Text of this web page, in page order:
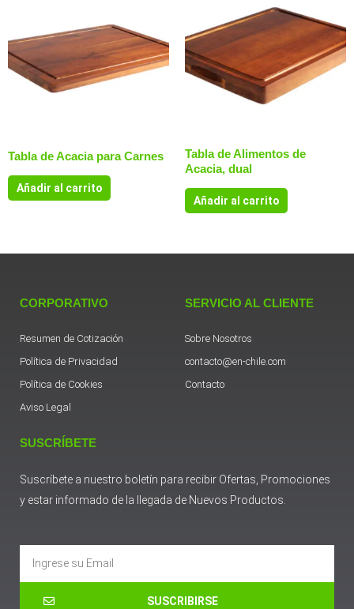
Tabla de Acacia para Carnes
Añadir al carrito
Tabla de Alimentos de
Acacia, dual
Añadir al carrito
CORPORATIVO
Resumen de Cotización
Política de Privacidad
Política de Cookies
Aviso Legal
SERVICIO AL CLIENTE
Sobre Nosotros
contacto@en-chile.com
Contacto
SUSCRÍBETE
Suscríbete a nuestro boletín para recibir Ofertas, Promociones
y estar informado de la llegada de Nuevos Productos.
SUSCRIBIRSE